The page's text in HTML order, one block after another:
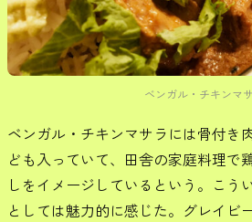
ベンガル・チキンマ
ベンガル・チキンマサラには骨付き
ども入っていて、田舎の家庭料理で
しをイメージしているという。こう
としては魅力的に感じた。グレイビ